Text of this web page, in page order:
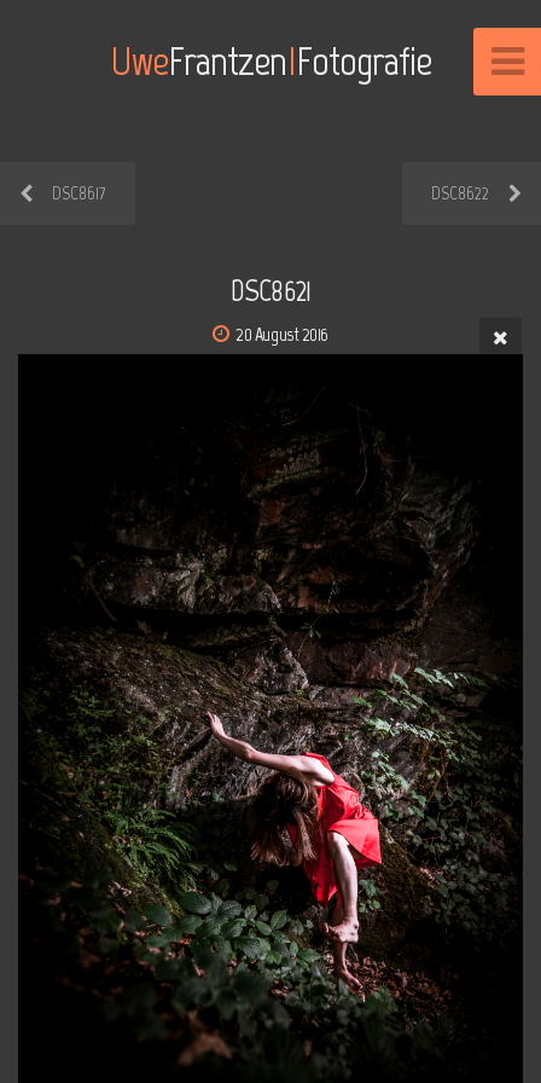
UweFrantzenIFotografie
DSC8617 DSC8622
DSC8621
20 August 2016